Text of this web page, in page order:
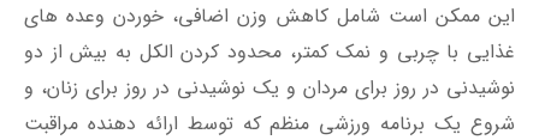
این ممکن است شامل کاهش وزن اضافی، خوردن وعده های
غذایی با چربی و نمک کمتر، محدود کردن الکل به بیش از دو
نوشیدنی در روز برای مردان و یک نوشیدنی در روز برای زنان، و
شروع یک برنامه ورزشی منظم که توسط ارائه دهنده مراقبت